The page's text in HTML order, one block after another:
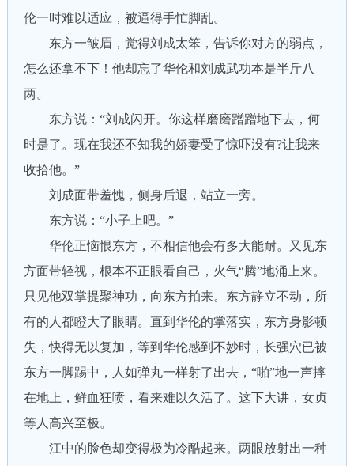
伦一时难以适应，被逼得手忙脚乱。
东方一皱眉，觉得刘成太笨，告诉你对方的弱点，
怎么还拿不下！他却忘了华伦和刘成武功本是半斤八
两。
东方说：“刘成闪开。你这样磨磨蹭蹭地下去，何
时是了。现在我还不知我的娇妻受了惊吓没有?让我来
收拾他。”
刘成面带羞愧，侧身后退，站立一旁。
东方说：“小子上吧。”
华伦正恼恨东方，不相信他会有多大能耐。又见东
方面带轻视，根本不正眼看自己，火气“腾”地涌上来。
只见他双掌提聚神功，向东方拍来。东方静立不动，所
有的人都瞪大了眼睛。直到华伦的掌落实，东方身影顿
失，快得无以复加，等到华伦感到不妙时，长强穴已被
东方一脚踢中，人如弹丸一样射了出去，“啪”地一声摔
在地上，鲜血狂喷，看来难以久活了。这下大讲，女贞
等人高兴至极。
江中的脸色却变得极为冷酷起来。两眼放射出一种